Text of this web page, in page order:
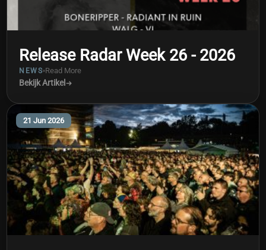
Release Radar Week 26 - 2026
NEWS Read More
Bekijk Artikel
21 Jun 2026